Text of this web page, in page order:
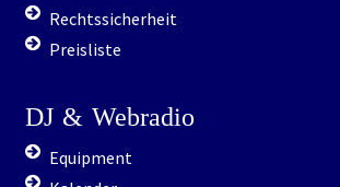
Rechtssicherheit
Preisliste
DJ & Webradio
Equipment